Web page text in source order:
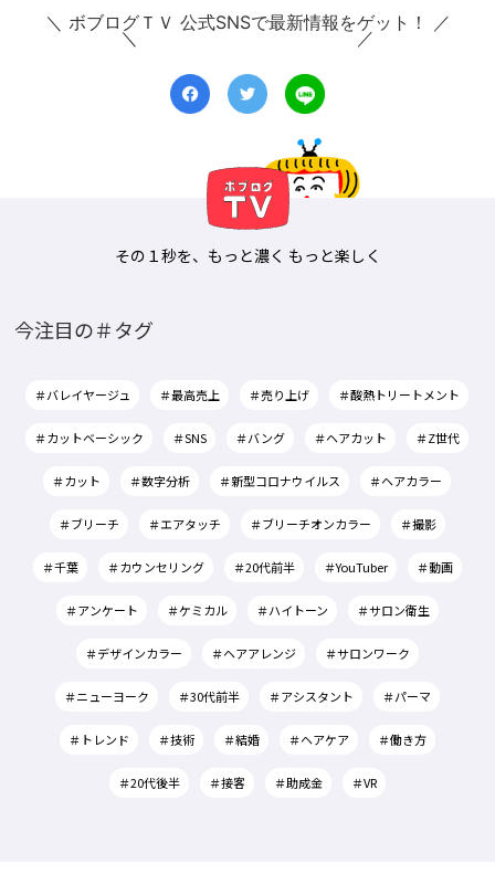
＼ ボブログＴＶ 公式SNSで最新情報をゲット！ ／
その１秒を、もっと濃く もっと楽しく
今注目の＃タグ
＃バレイヤージュ ＃最高売上 ＃売り上げ ＃酸熱トリートメント
＃カットベーシック ＃SNS ＃バング ＃ヘアカット ＃Z世代
＃カット ＃数字分析 ＃新型コロナウイルス ＃ヘアカラー
＃ブリーチ ＃エアタッチ ＃ブリーチオンカラー ＃撮影
＃千葉 ＃カウンセリング ＃20代前半 ＃YouTuber ＃動画
＃アンケート ＃ケミカル ＃ハイトーン ＃サロン衛生
＃デザインカラー ＃ヘアアレンジ ＃サロンワーク
＃ニューヨーク ＃30代前半 ＃アシスタント ＃パーマ
＃トレンド ＃技術 ＃結婚 ＃ヘアケア ＃働き方
＃20代後半 ＃接客 ＃助成金 ＃VR